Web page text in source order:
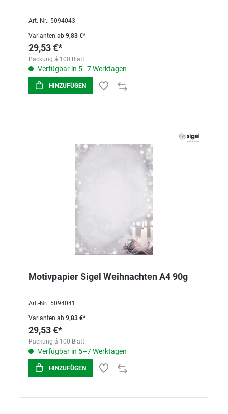
Art.-Nr.: 5094043
Varianten ab 9,83 €*
29,53 €*
Packung á 100 Blatt
Verfügbar in 5–7 Werktagen
HINZUFÜGEN
Motivpapier Sigel Weihnachten A4 90g
Art.-Nr.: 5094041
Varianten ab 9,83 €*
29,53 €*
Packung á 100 Blatt
Verfügbar in 5–7 Werktagen
HINZUFÜGEN